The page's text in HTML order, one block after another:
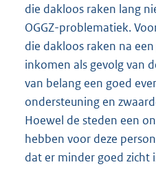
die dakloos raken lang
OGGZ-problematiek.
die dakloos raken na
inkomen als gevolg van
van belang een goed
ondersteuning en
Hoewel de steden een
hebben voor deze
dat er minder goed zicht